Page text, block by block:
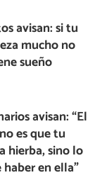
avisan: si tu
mucho no
sueño
avisan: “El
es que tu
hierba, sino lo
en ella”